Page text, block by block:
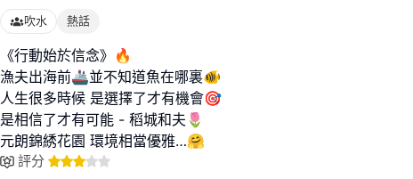
吹水 熱話
《行動始於信念》🔥
漁夫出海前🚢並不知道魚在哪裏🐠
人生很多時候 是選擇了才有機會🎯
是相信了才有可能 - 稻城和夫🌷
元朗錦綉花園 環境相當優雅…🤗
評分